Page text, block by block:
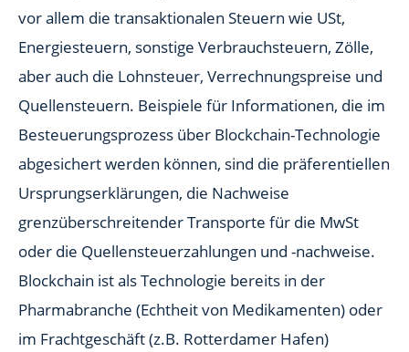
vor allem die transaktionalen Steuern wie USt,
Energiesteuern, sonstige Verbrauchsteuern, Zölle,
aber auch die Lohnsteuer, Verrechnungspreise und
Quellensteuern. Beispiele für Informationen, die im
Besteuerungsprozess über Blockchain-Technologie
abgesichert werden können, sind die präferentiellen
Ursprungserklärungen, die Nachweise
grenzüberschreitender Transporte für die MwSt
oder die Quellensteuerzahlungen und -nachweise.
Blockchain ist als Technologie bereits in der
Pharmabranche (Echtheit von Medikamenten) oder
im Frachtgeschäft (z.B. Rotterdamer Hafen)